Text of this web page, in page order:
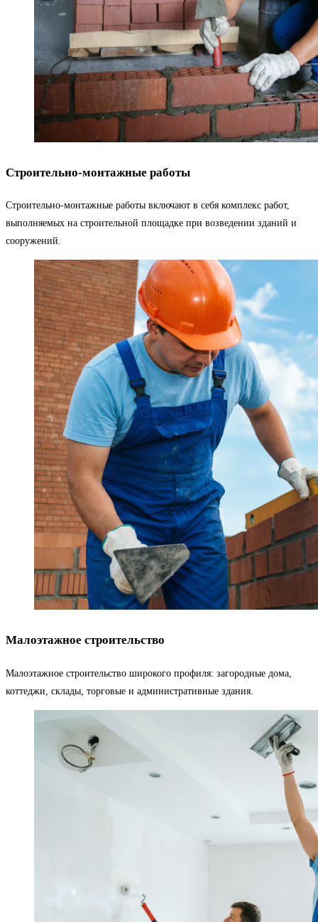
Строительно-монтажные работы
Строительно-монтажные работы включают в себя комплекс работ,
выполняемых на строительной площадке при возведении зданий и
сооружений.
Малоэтажное строительство
Малоэтажное строительство широкого профиля: загородные дома,
коттеджи, склады, торговые и административные здания.